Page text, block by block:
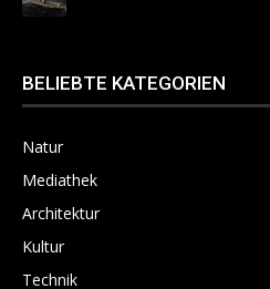
BELIEBTE KATEGORIEN
Natur
Mediathek
Architektur
Kultur
Technik